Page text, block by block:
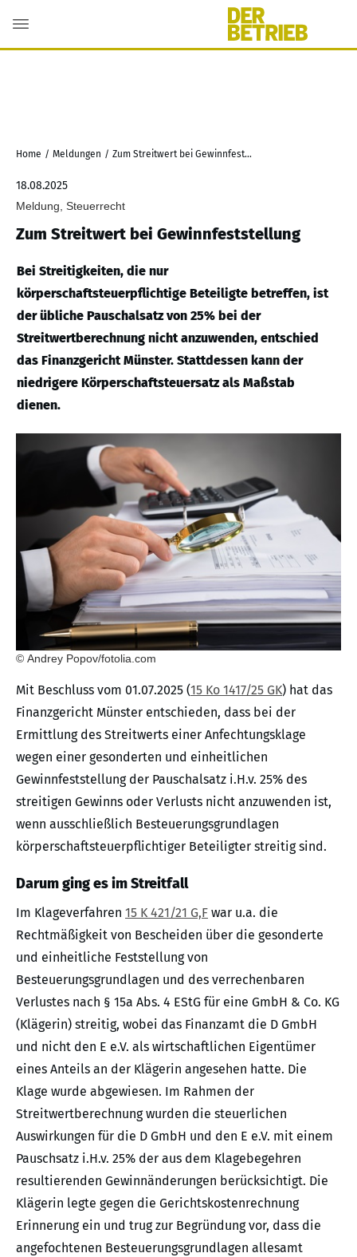
Home / Meldungen / Zum Streitwert bei Gewinnfeststellung
18.08.2025
Meldung, Steuerrecht
Zum Streitwert bei Gewinnfeststellung
Bei Streitigkeiten, die nur
körperschaftsteuerpflichtige Beteiligte betreffen, ist
der übliche Pauschalsatz von 25% bei der
Streitwertberechnung nicht anzuwenden, entschied
das Finanzgericht Münster. Stattdessen kann der
niedrigere Körperschaftsteuersatz als Maßstab
dienen.
© Andrey Popov/fotolia.com
Mit Beschluss vom 01.07.2025 (15 Ko 1417/25 GK) hat das
Finanzgericht Münster entschieden, dass bei der
Ermittlung des Streitwerts einer Anfechtungsklage
wegen einer gesonderten und einheitlichen
Gewinnfeststellung der Pauschalsatz i.H.v. 25% des
streitigen Gewinns oder Verlusts nicht anzuwenden ist,
wenn ausschließlich Besteuerungsgrundlagen
körperschaftsteuerpflichtiger Beteiligter streitig sind.
Darum ging es im Streitfall
Im Klageverfahren 15 K 421/21 G,F war u.a. die
Rechtmäßigkeit von Bescheiden über die gesonderte
und einheitliche Feststellung von
Besteuerungsgrundlagen und des verrechenbaren
Verlustes nach § 15a Abs. 4 EStG für eine GmbH & Co. KG
(Klägerin) streitig, wobei das Finanzamt die D GmbH
und nicht den E e.V. als wirtschaftlichen Eigentümer
eines Anteils an der Klägerin angesehen hatte. Die
Klage wurde abgewiesen. Im Rahmen der
Streitwertberechnung wurden die steuerlichen
Auswirkungen für die D GmbH und den E e.V. mit einem
Pauschsatz i.H.v. 25% der aus dem Klagebegehren
resultierenden Gewinnänderungen berücksichtigt. Die
Klägerin legte gegen die Gerichtskostenrechnung
Erinnerung ein und trug zur Begründung vor, dass die
angefochtenen Besteuerungsgrundlagen allesamt